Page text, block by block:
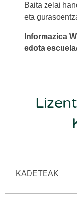
Baita zelai
eta
Informazioa
edota
KADETEAK